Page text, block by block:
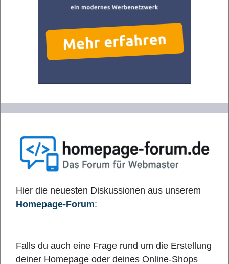
Hier die neuesten Diskussionen aus unserem
Homepage-Forum:
Falls du auch eine Frage rund um die Erstellung
deiner Homepage oder deines Online-Shops